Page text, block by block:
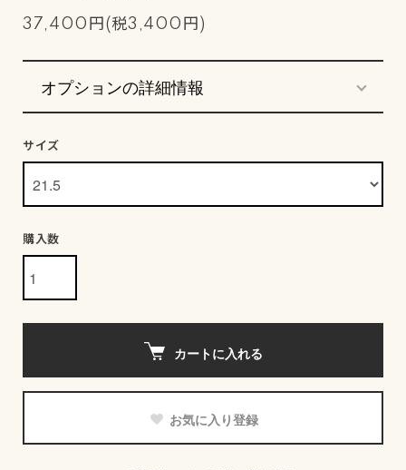
37,400円(税3,400円)
オプションの詳細情報
サイズ
購入数
カートに入れる
お気に入り登録